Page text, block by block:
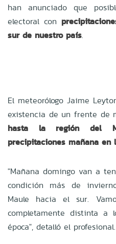
han anunciado que
electoral con
sur de nuestro país.
El meteorólogo Jaime
existencia de un frente de
hasta la región del
precipitaciones mañana en
"Mañana domingo van a
condición más de
Maule hacia el sur.
completamente distinta
época", detalló el profesional.